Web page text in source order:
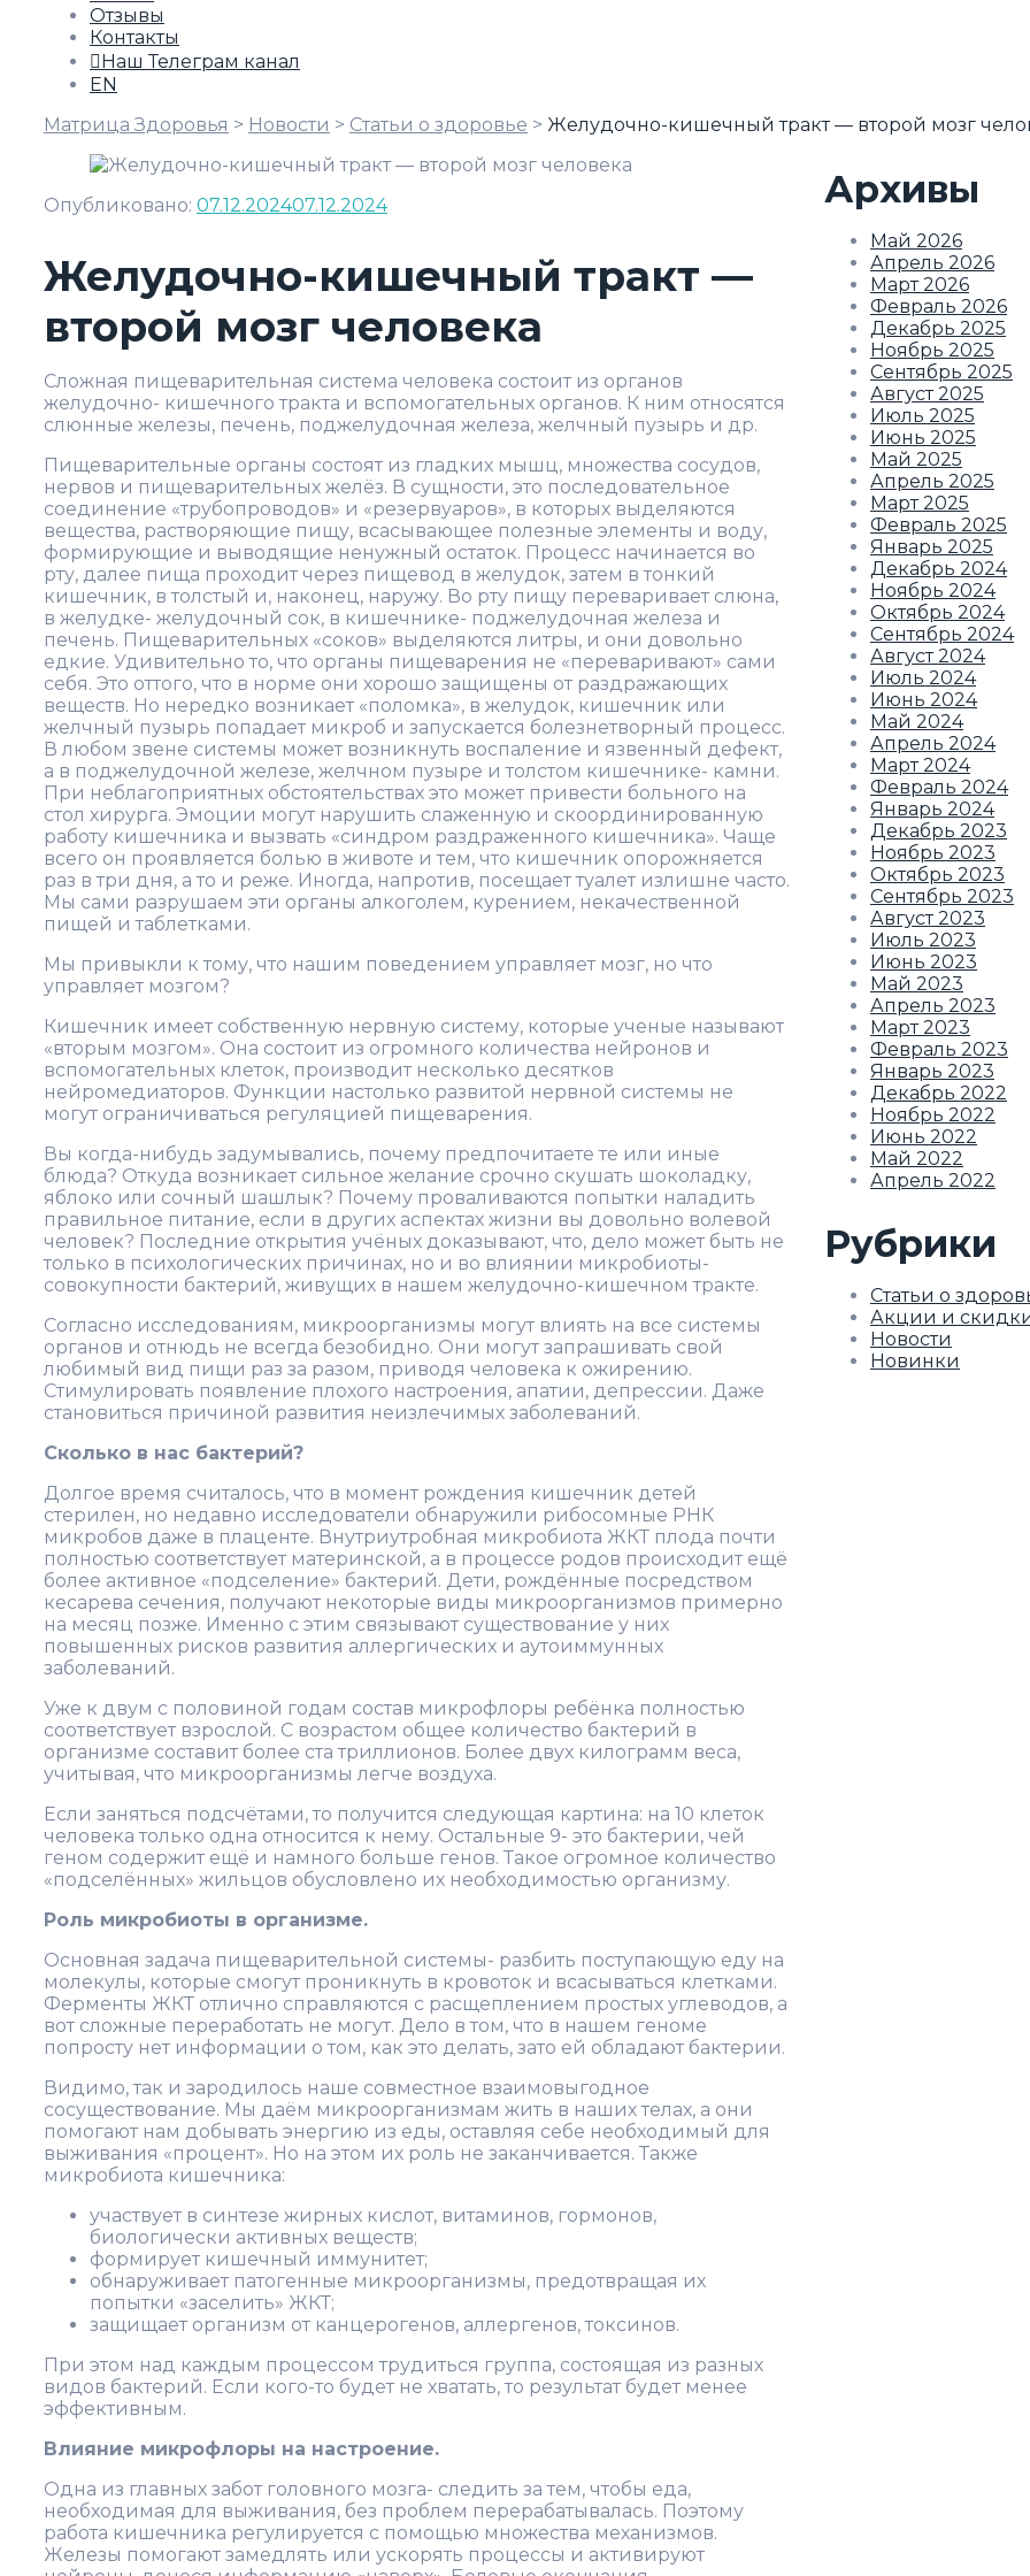
Отзывы
Контакты
Наш Телеграм канал
EN
Матрица Здоровья > Новости > Статьи о здоровье > Желудочно-кишечный тракт — второй мозг
Опубликовано: 07.12.202407.12.2024
Желудочно-кишечный тракт —
второй мозг человека
Сложная пищеварительная система человека состоит из органов
желудочно- кишечного тракта и вспомогательных органов. К ним относятся
слюнные железы, печень, поджелудочная железа, желчный пузырь и др.
Пищеварительные органы состоят из гладких мышц, множества сосудов,
нервов и пищеварительных желёз. В сущности, это последовательное
соединение «трубопроводов» и «резервуаров», в которых выделяются
вещества, растворяющие пищу, всасывающее полезные элементы и воду,
формирующие и выводящие ненужный остаток. Процесс начинается во
рту, далее пища проходит через пищевод в желудок, затем в тонкий
кишечник, в толстый и, наконец, наружу. Во рту пищу переваривает слюна,
в желудке- желудочный сок, в кишечнике- поджелудочная железа и
печень. Пищеварительных «соков» выделяются литры, и они довольно
едкие. Удивительно то, что органы пищеварения не «переваривают» сами
себя. Это оттого, что в норме они хорошо защищены от раздражающих
веществ. Но нередко возникает «поломка», в желудок, кишечник или
желчный пузырь попадает микроб и запускается болезнетворный процесс.
В любом звене системы может возникнуть воспаление и язвенный дефект,
а в поджелудочной железе, желчном пузыре и толстом кишечнике- камни.
При неблагоприятных обстоятельствах это может привести больного на
стол хирурга. Эмоции могут нарушить слаженную и скоординированную
работу кишечника и вызвать «синдром раздраженного кишечника». Чаще
всего он проявляется болью в животе и тем, что кишечник опорожняется
раз в три дня, а то и реже. Иногда, напротив, посещает туалет излишне часто.
Мы сами разрушаем эти органы алкоголем, курением, некачественной
пищей и таблетками.
Мы привыкли к тому, что нашим поведением управляет мозг, но что
управляет мозгом?
Кишечник имеет собственную нервную систему, которые ученые называют
«вторым мозгом». Она состоит из огромного количества нейронов и
вспомогательных клеток, производит несколько десятков
нейромедиаторов. Функции настолько развитой нервной системы не
могут ограничиваться регуляцией пищеварения.
Вы когда-нибудь задумывались, почему предпочитаете те или иные
блюда? Откуда возникает сильное желание срочно скушать шоколадку,
яблоко или сочный шашлык? Почему проваливаются попытки наладить
правильное питание, если в других аспектах жизни вы довольно волевой
человек? Последние открытия учёных доказывают, что, дело может быть не
только в психологических причинах, но и во влиянии микробиоты-
совокупности бактерий, живущих в нашем желудочно-кишечном тракте.
Согласно исследованиям, микроорганизмы могут влиять на все системы
органов и отнюдь не всегда безобидно. Они могут запрашивать свой
любимый вид пищи раз за разом, приводя человека к ожирению.
Стимулировать появление плохого настроения, апатии, депрессии. Даже
становиться причиной развития неизлечимых заболеваний.
Сколько в нас бактерий?
Долгое время считалось, что в момент рождения кишечник детей
стерилен, но недавно исследователи обнаружили рибосомные РНК
микробов даже в плаценте. Внутриутробная микробиота ЖКТ плода почти
полностью соответствует материнской, а в процессе родов происходит ещё
более активное «подселение» бактерий. Дети, рождённые посредством
кесарева сечения, получают некоторые виды микроорганизмов примерно
на месяц позже. Именно с этим связывают существование у них
повышенных рисков развития аллергических и аутоиммунных
заболеваний.
Уже к двум с половиной годам состав микрофлоры ребёнка полностью
соответствует взрослой. С возрастом общее количество бактерий в
организме составит более ста триллионов. Более двух килограмм веса,
учитывая, что микроорганизмы легче воздуха.
Если заняться подсчётами, то получится следующая картина: на 10 клеток
человека только одна относится к нему. Остальные 9- это бактерии, чей
геном содержит ещё и намного больше генов. Такое огромное количество
«подселённых» жильцов обусловлено их необходимостью организму.
Роль микробиоты в организме.
Основная задача пищеварительной системы- разбить поступающую еду на
молекулы, которые смогут проникнуть в кровоток и всасываться клетками.
Ферменты ЖКТ отлично справляются с расщеплением простых углеводов, а
вот сложные переработать не могут. Дело в том, что в нашем геноме
попросту нет информации о том, как это делать, зато ей обладают бактерии.
Видимо, так и зародилось наше совместное взаимовыгодное
сосуществование. Мы даём микроорганизмам жить в наших телах, а они
помогают нам добывать энергию из еды, оставляя себе необходимый для
выживания «процент». Но на этом их роль не заканчивается. Также
микробиота кишечника:
участвует в синтезе жирных кислот, витаминов, гормонов,
биологически активных веществ;
формирует кишечный иммунитет;
обнаруживает патогенные микроорганизмы, предотвращая их
попытки «заселить» ЖКТ;
защищает организм от канцерогенов, аллергенов, токсинов.
При этом над каждым процессом трудиться группа, состоящая из разных
видов бактерий. Если кого-то будет не хватать, то результат будет менее
эффективным.
Влияние микрофлоры на настроение.
Одна из главных забот головного мозга- следить за тем, чтобы еда,
необходимая для выживания, без проблем перерабатывалась. Поэтому
работа кишечника регулируется с помощью множества механизмов.
Железы помогают замедлять или ускорять процессы и активируют
Архивы
Май 2026
Апрель 2026
Март 2026
Февраль 2026
Декабрь 2025
Ноябрь 2025
Сентябрь 2025
Август 2025
Июль 2025
Июнь 2025
Май 2025
Апрель 2025
Март 2025
Февраль 2025
Январь 2025
Декабрь 2024
Ноябрь 2024
Октябрь 2024
Сентябрь 2024
Август 2024
Июль 2024
Июнь 2024
Май 2024
Апрель 2024
Март 2024
Февраль 2024
Январь 2024
Декабрь 2023
Ноябрь 2023
Октябрь 2023
Сентябрь 2023
Август 2023
Июль 2023
Июнь 2023
Май 2023
Апрель 2023
Март 2023
Февраль 2023
Январь 2023
Декабрь 2022
Ноябрь 2022
Июнь 2022
Май 2022
Апрель 2022
Рубрики
Статьи о
Акции и
Новости
Новинки